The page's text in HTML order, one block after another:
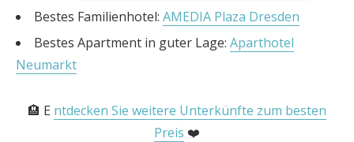
Bestes Familienhotel: AMEDIA Plaza Dresden
Bestes Apartment in guter Lage: Aparthotel
Neumarkt
🏨 E ntdecken Sie weitere Unterkünfte zum besten
Preis ❤️